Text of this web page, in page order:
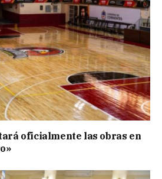
oficialmente las obras en